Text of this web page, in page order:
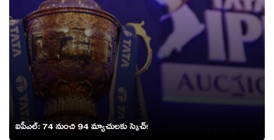
ఐపీఎల్: 74 నుంచి 94 మ్యాచులకు స్కెచ్!